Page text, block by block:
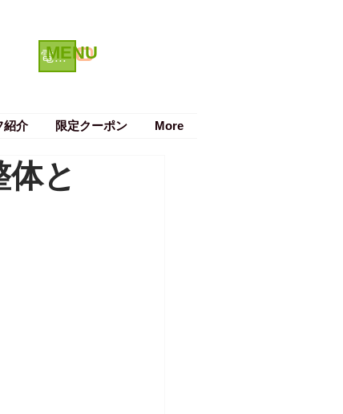
電話で予約する クーポン
MENU
紹介 限定クーポン More
と